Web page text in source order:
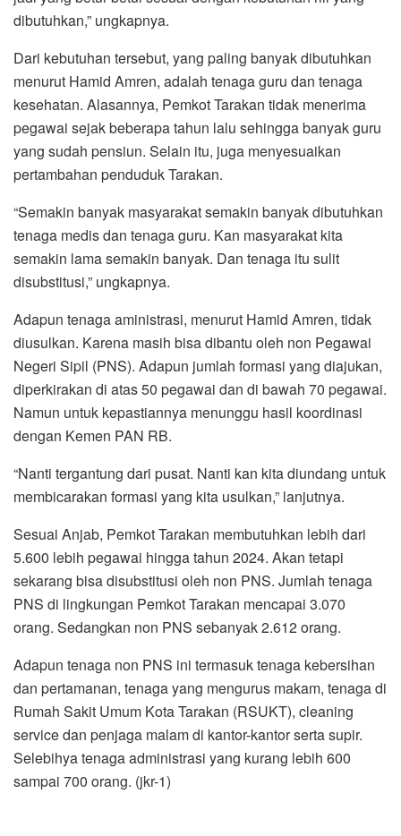
dibutuhkan,” ungkapnya.
Dari kebutuhan tersebut, yang paling banyak dibutuhkan
menurut Hamid Amren, adalah tenaga guru dan tenaga
kesehatan. Alasannya, Pemkot Tarakan tidak menerima
pegawai sejak beberapa tahun lalu sehingga banyak guru
yang sudah pensiun. Selain itu, juga menyesuaikan
pertambahan penduduk Tarakan.
“Semakin banyak masyarakat semakin banyak dibutuhkan
tenaga medis dan tenaga guru. Kan masyarakat kita
semakin lama semakin banyak. Dan tenaga itu sulit
disubstitusi,” ungkapnya.
Adapun tenaga aministrasi, menurut Hamid Amren, tidak
diusulkan. Karena masih bisa dibantu oleh non Pegawai
Negeri Sipil (PNS). Adapun jumlah formasi yang diajukan,
diperkirakan di atas 50 pegawai dan di bawah 70 pegawai.
Namun untuk kepastiannya menunggu hasil koordinasi
dengan Kemen PAN RB.
“Nanti tergantung dari pusat. Nanti kan kita diundang untuk
membicarakan formasi yang kita usulkan,” lanjutnya.
Sesuai Anjab, Pemkot Tarakan membutuhkan lebih dari
5.600 lebih pegawai hingga tahun 2024. Akan tetapi
sekarang bisa disubstitusi oleh non PNS. Jumlah tenaga
PNS di lingkungan Pemkot Tarakan mencapai 3.070
orang. Sedangkan non PNS sebanyak 2.612 orang.
Adapun tenaga non PNS ini termasuk tenaga kebersihan
dan pertamanan, tenaga yang mengurus makam, tenaga di
Rumah Sakit Umum Kota Tarakan (RSUKT), cleaning
service dan penjaga malam di kantor-kantor serta supir.
Selebihya tenaga administrasi yang kurang lebih 600
sampai 700 orang. (jkr-1)